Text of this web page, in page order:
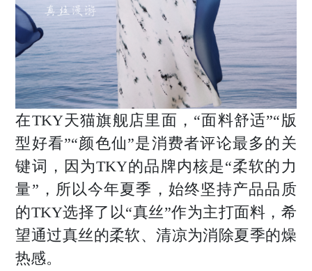
在TKY天猫旗舰店里面，“面料舒适”“版
型好看”“颜色仙”是消费者评论最多的关
键词，因为TKY的品牌内核是“柔软的力
量”，所以今年夏季，始终坚持产品品质
的TKY选择了以“真丝”作为主打面料，希
望通过真丝的柔软、清凉为消除夏季的燥
热感。